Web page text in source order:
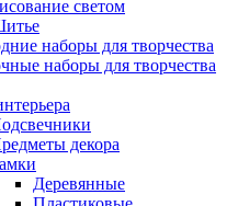
светом
наборы для творчества
наборы для творчества
декора
Деревянные